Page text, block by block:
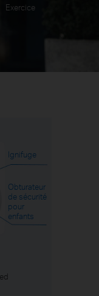
Exercice
Ignifuge
Obturateur
de sécurité
pour
enfants